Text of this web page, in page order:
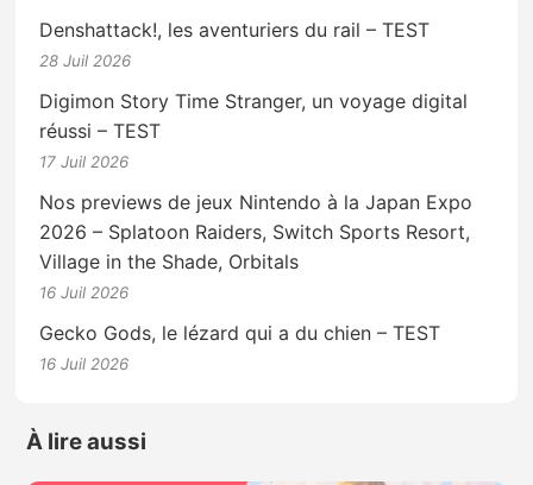
Denshattack!, les aventuriers du rail – TEST
28 Juil 2026
Digimon Story Time Stranger, un voyage digital
réussi – TEST
17 Juil 2026
Nos previews de jeux Nintendo à la Japan Expo
2026 – Splatoon Raiders, Switch Sports Resort,
Village in the Shade, Orbitals
16 Juil 2026
Gecko Gods, le lézard qui a du chien – TEST
16 Juil 2026
À lire aussi